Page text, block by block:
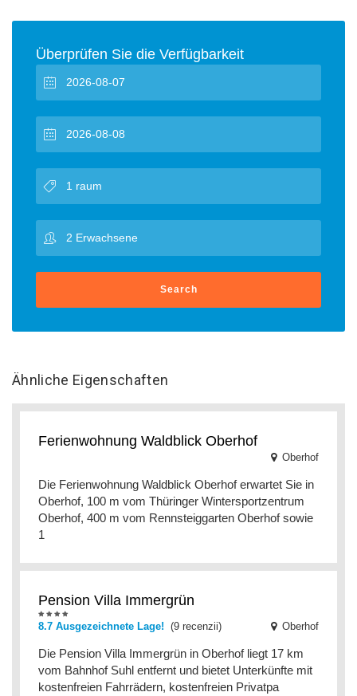
Überprüfen Sie die Verfügbarkeit
Search
Ähnliche Eigenschaften
Ferienwohnung Waldblick Oberhof
Oberhof
Die Ferienwohnung Waldblick Oberhof erwartet Sie in
Oberhof, 100 m vom Thüringer Wintersportzentrum
Oberhof, 400 m vom Rennsteiggarten Oberhof sowie
1
Pension Villa Immergrün
8.7 Ausgezeichnete Lage! (9 recenzii) Oberhof
Die Pension Villa Immergrün in Oberhof liegt 17 km
vom Bahnhof Suhl entfernt und bietet Unterkünfte mit
kostenfreien Fahrrädern, kostenfreien Privatpa